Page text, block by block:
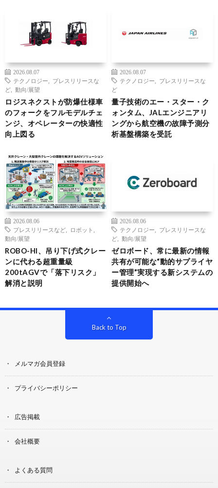
2026.08.07
テクノロジー
プレスリリースな
ど
動向/展望
ロジスネクストが防爆仕様車
のフォークをフルモデルチェ
ンジ、オペレーターの快適性
向上図る
2026.08.07
テクノロジー
プレスリリースな
ど
量子技術のエー・スター・ク
ォンタム、JALエンジニアリ
ングから航空機の故障予測分
析基盤構築を受託
2026.08.06
プレスリリースなど
ロボット
動向/展望
ROBO-HI、吊り下げ式クレー
ンに代わる超重量級
200tAGVで「落下リスク」
解消と説明
2026.08.06
テクノロジー
プレスリリースな
ど
動向/展望
ゼロボード、常に最新の情報
共有が可能な“動的サプライヤ
ー管理”実現する新システムの
提供開始へ
Back to Top
メルマガ会員登録
プライバシーポリシー
広告掲載
会社概要
よくある質問